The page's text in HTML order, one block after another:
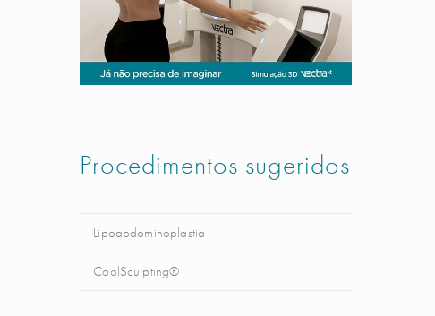
Procedimentos sugeridos
Lipoabdominoplastia
CoolSculpting®